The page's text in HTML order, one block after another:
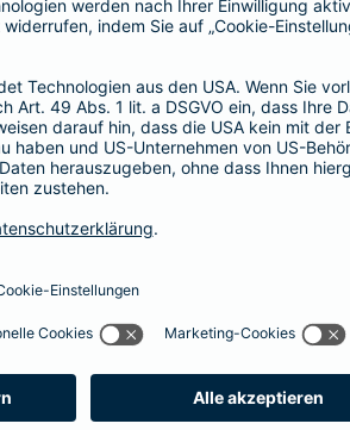
AG und der Barmenia Allgemeine
Medien